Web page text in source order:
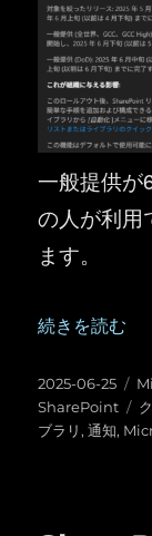
一般提供が
の人が利用
ます。
“SharePoint
続きを読む
投
稿
日:
2025-06-25
カ
テ
ゴ
SharePoint
タ
グ
ブラリ ,通知,